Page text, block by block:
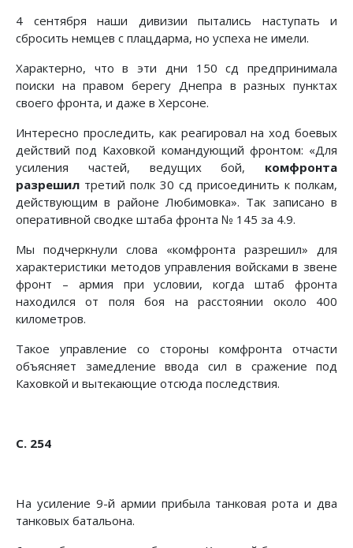
4 сентября наши дивизии пытались наступать и
сбросить немцев с плацдарма, но успеха не имели.
Характерно, что в эти дни 150 сд предпринимала
поиски на правом берегу Днепра в разных пунктах
своего фронта, и даже в Херсоне.
Интересно проследить, как реагировал на ход боевых
дей­ствий под Каховкой командующий фронтом: «Для
усиления частей, ведущих бой, комфронта
разрешил третий полк 30 сд присоединить к полкам,
действующим в районе Любимовка». Так записано в
оперативной сводке штаба фронта № 145 за 4.9.
Мы подчеркнули слова «комфронта разрешил» для
харак­теристики методов управления войсками в звене
фронт – ар­мия при условии, когда штаб фронта
находился от поля боя на расстоянии около 400
километров.
Такое управление со стороны комфронта отчасти
объяс­няет замедление ввода сил в сражение под
Каховкой и вытекающие отсюда последствия.
С. 254
На усиление 9-й армии прибыла танковая рота и два
тан­ковых батальона.